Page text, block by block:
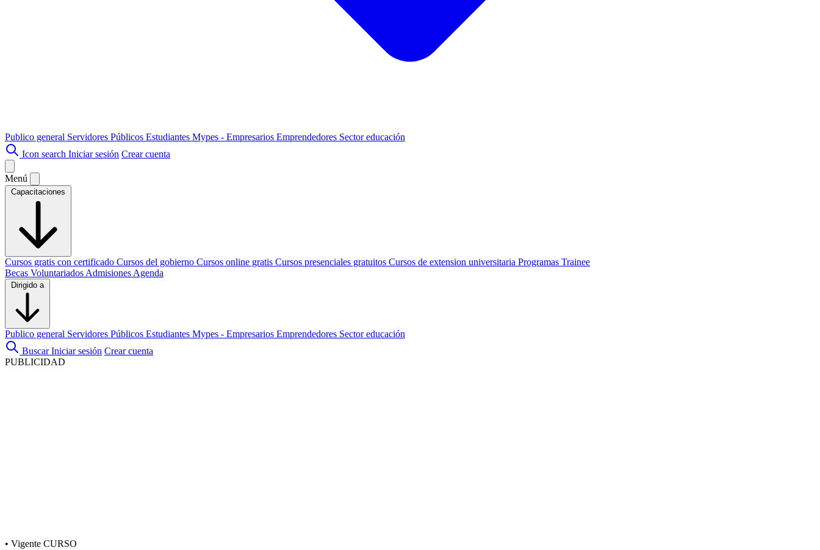
Publico general Servidores Públicos Estudiantes Mypes - Empresarios Emprendedores Sector educación
Icon search Iniciar sesión Crear cuenta
Menú
Capacitaciones
Cursos gratis con certificado Cursos del gobierno Cursos online gratis Cursos presenciales gratuitos Cursos de extension universitaria Programas Trainee
Becas Voluntariados Admisiones Agenda
Dirigido a
Publico general Servidores Públicos Estudiantes Mypes - Empresarios Emprendedores Sector educación
Buscar Iniciar sesión Crear cuenta
PUBLICIDAD
• Vigente CURSO